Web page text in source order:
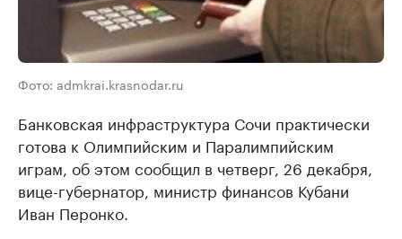
Фото: admkrai.krasnodar.ru
Банковская инфраструктура Сочи практически
готова к Олимпийским и Паралимпийским
играм, об этом сообщил в четверг, 26 декабря,
вице-губернатор, министр финансов Кубани
Иван Перонко.